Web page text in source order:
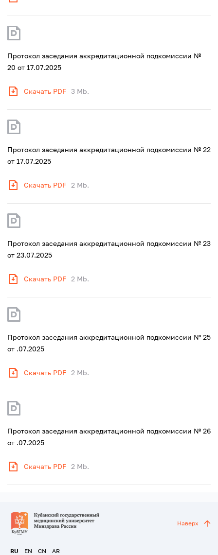
Протокол заседания аккредитационной подкомиссии №
20 от 17.07.2025
Скачать PDF 3 Mb.
Протокол заседания аккредитационной подкомиссии № 22
от 17.07.2025
Скачать PDF 2 Mb.
Протокол заседания аккредитационной подкомиссии № 23
от 23.07.2025
Скачать PDF 2 Mb.
Протокол заседания аккредитационной подкомиссии № 25
от .07.2025
Скачать PDF 2 Mb.
Протокол заседания аккредитационной подкомиссии № 26
от .07.2025
Скачать PDF 2 Mb.
RU EN CN AR
Наверх